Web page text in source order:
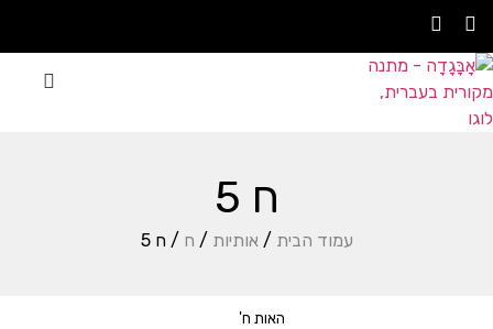
ח 5
עמוד הבית / אותיות / ח / ח 5
האות ח'